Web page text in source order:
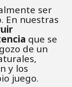
ser
En nuestras
que se
de un
y los
juego.